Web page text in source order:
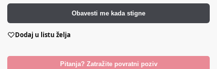
Obavesti me kada stigne
Dodaj u listu želja
Pitanja? Zatražite povratni poziv